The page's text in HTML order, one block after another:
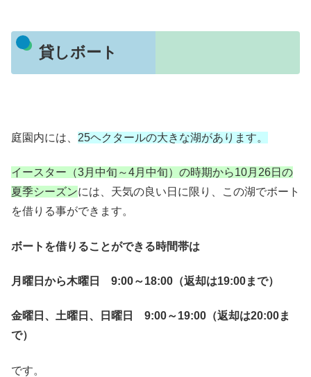
貸しボート
庭園内には、 25ヘクタールの大きな湖があります。
イースター（3月中旬～4月中旬）の時期から10月26日の
夏季シーズンには、天気の良い日に限り、この湖でボート
を借りる事ができます。
ボートを借りることができる時間帯は
月曜日から木曜日 9:00～18:00（返却は19:00まで）
金曜日、土曜日、日曜日 9:00～19:00（返却は20:00ま
で）
です。